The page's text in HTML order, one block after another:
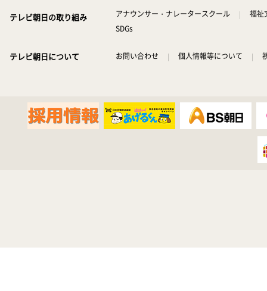
テレビ朝日の取り組み アナウンサー・ナレータースクール
福祉
SDGs
テレビ朝日について お問い合わせ 個人情報等について